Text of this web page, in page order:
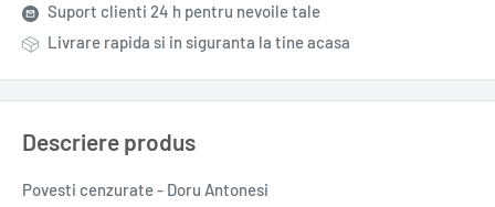
Suport clienti 24 h pentru nevoile tale
Livrare rapida si in siguranta la tine acasa
Descriere produs
Povesti cenzurate - Doru Antonesi